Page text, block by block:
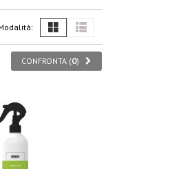
CONFRONTA (0)